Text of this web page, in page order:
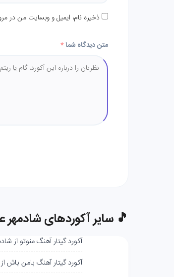
ذخیره نام، ایمیل و وبسایت من در
متن دیدگاه شما*
🎵 سایر آکوردهای شادمهر
آکورد گیتار آهنگ منوتو از
آکورد گیتار آهنگ بامن باش